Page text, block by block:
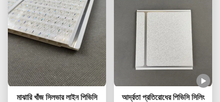
মাঝারি খাঁজ সিলভার লাইন পিভিসি
আর্দ্রতা প্রতিরোধের পিভিসি সিলিং